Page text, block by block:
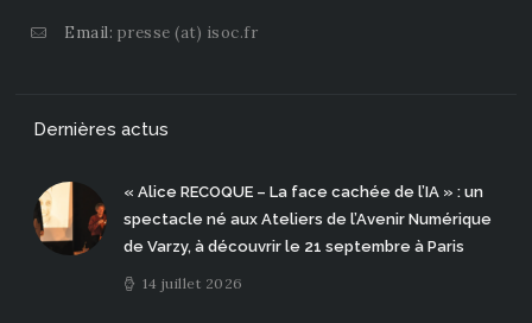
Email: presse (at) isoc.fr
Dernières actus
« Alice RECOQUE – La face cachée de l’IA » : un
spectacle né aux Ateliers de l’Avenir Numérique
de Varzy, à découvrir le 21 septembre à Paris
14 juillet 2026